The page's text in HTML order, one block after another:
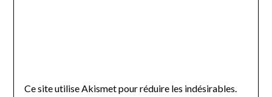
Ce site utilise Akismet pour réduire les indésirables.